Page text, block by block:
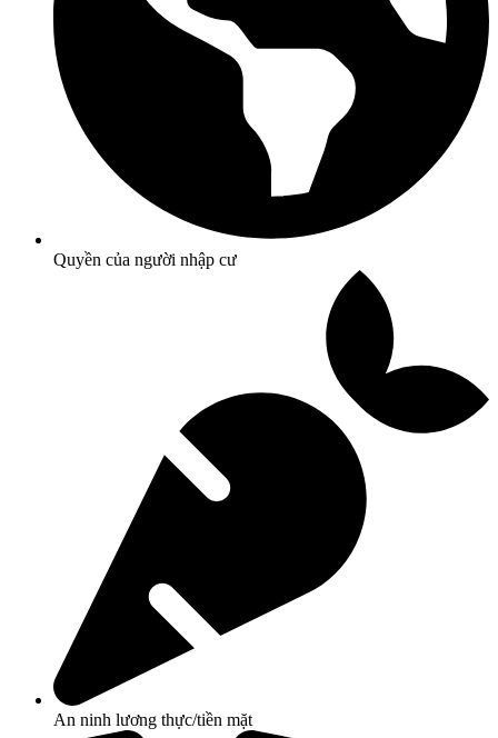
Quyền của người nhập cư
An ninh lương thực/tiền mặt